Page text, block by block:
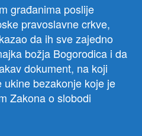
građanima poslije
pravoslavne crkve,
da ih sve zajedno
božja Bogorodica i da
dokument, na koji
bezakonje koje je
Zakona o slobodi